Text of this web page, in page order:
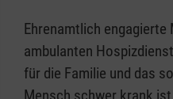
Ehrenamtlich engagierte
ambulanten
für die Familie und das